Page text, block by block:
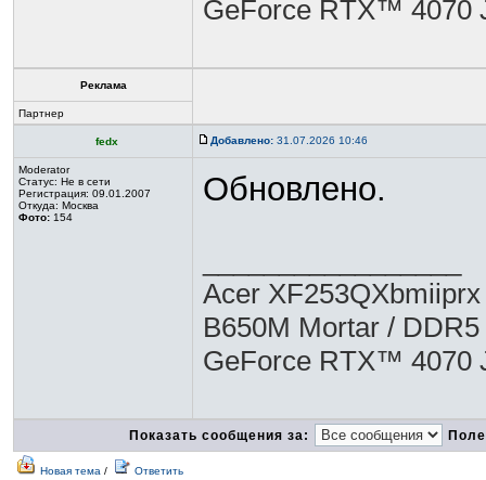
GeForce RTX™ 4070
Реклама
Партнер
fedx Добавлено: 31.07.2026 10:46
Moderator
Статус: Не в сети
Регистрация: 09.01.2007
Откуда: Москва
Фото: 154
Обновлено.
Acer
B650M Mortar /
GeForce RTX™ 4070
Показать сообщения за:
Новая тема /
Ответить